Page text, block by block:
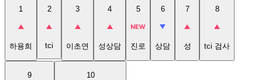
1
하용희
2
tci
3
이초연
4
성상담
5
진로
6
상담
7
성
8
tci 검사
9 10